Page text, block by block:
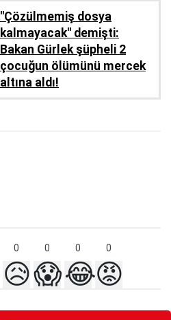
''Çözülmemiş dosya
kalmayacak'' demişti:
Bakan Gürlek şüpheli 2
çocuğun ölümünü mercek
altına aldı!
0 0 0 0
😥😱😂😡